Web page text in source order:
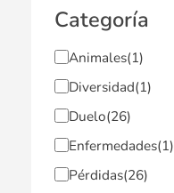
Categoría
Animales(1)
Diversidad(1)
Duelo(26)
Enfermedades(1)
Pérdidas(26)